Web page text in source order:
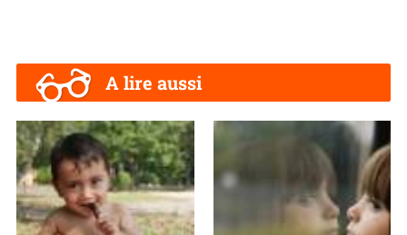
A lire aussi